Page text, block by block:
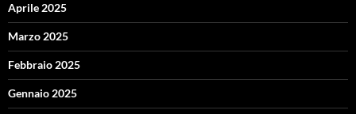
Aprile 2025
Marzo 2025
Febbraio 2025
Gennaio 2025